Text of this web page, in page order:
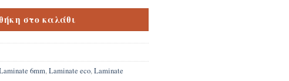
στο καλάθι
6mm,Laminate eco,Laminate